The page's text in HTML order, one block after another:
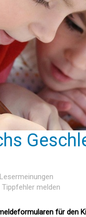
Tippfehler melden
für den